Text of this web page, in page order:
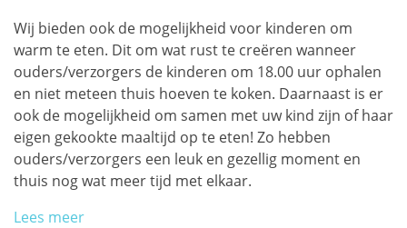
Wij bieden ook de mogelijkheid voor kinderen om
warm te eten. Dit om wat rust te creëren wanneer
ouders/verzorgers de kinderen om 18.00 uur ophalen
en niet meteen thuis hoeven te koken. Daarnaast is er
ook de mogelijkheid om samen met uw kind zijn of haar
eigen gekookte maaltijd op te eten! Zo hebben
ouders/verzorgers een leuk en gezellig moment en
thuis nog wat meer tijd met elkaar.
Lees meer